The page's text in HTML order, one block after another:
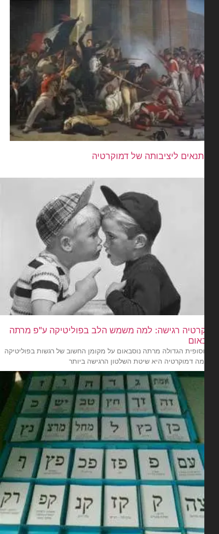
ליציבותה של דמוקרטיה
רגישה: למה משמש הלב בפוליטיקה ע"פ מרתה
הגדולה מרתה נוסבאום על מקומן החשוב של רגשות בפוליטיקה
דמוקרטיה היא שיטת השלטון הרגישה ביותר